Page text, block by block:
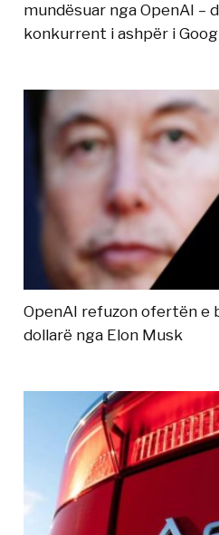
mundësuar nga OpenAI –
konkurrent i ashpër i
OpenAI refuzon ofertën e
dollarë nga Elon Musk